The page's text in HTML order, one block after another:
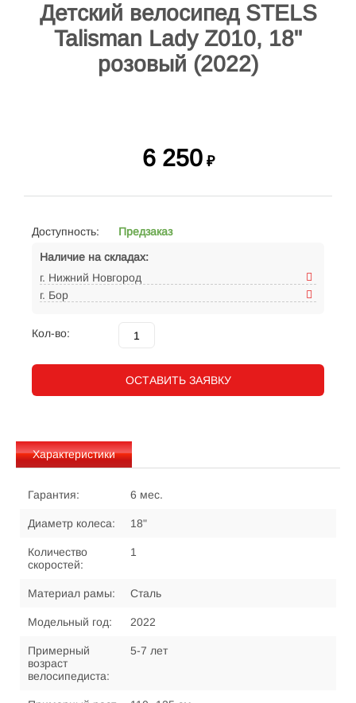
Детский велосипед STELS
Talisman Lady Z010, 18"
розовый (2022)
6 250 ₽
Доступность:
Предзаказ
Наличие на складах:
г. Нижний Новгород
г. Бор
Кол-во:
ОСТАВИТЬ ЗАЯВКУ
Характеристики
Гарантия: 6 мес.
Диаметр колеса: 18"
Количество
скоростей:
1
Материал рамы: Сталь
Модельный год: 2022
Примерный
возраст
велосипедиста:
5-7 лет